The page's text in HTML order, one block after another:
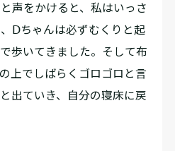
声をかけると、私はいっさ
Ⅾちゃんは必ずむくりと起
歩いてきました。そして布
上でしばらくゴロゴロと言
出ていき、自分の寝床に戻